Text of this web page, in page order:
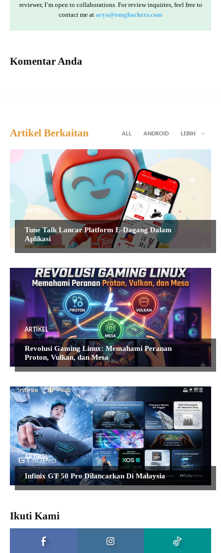
reviewer, I’m open to collaborations. For review inquiries, feel free to
contact me at arya@omghackers.com
Komentar Anda
Artikel Berkaitan ALL ANDROID LEBIH
ARTIKEL
Tune Talk Lancar Platform E-Dagang Dalam
Aplikasi
ARTIKEL
Revolusi Gaming Linux: Memahami Peranan
Proton, Vulkan, dan Mesa
ARTIKEL
Infinix GT 50 Pro Dilancarkan Di Malaysia
Ikuti Kami